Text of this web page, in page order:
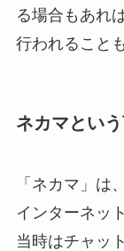
る場合もあれ
行われること
ネカマとい
「ネカマ」は
インターネッ
当時はチャッ